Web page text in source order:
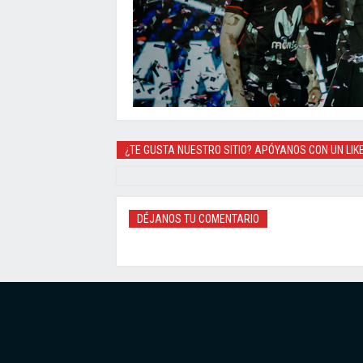
¿TE GUSTA NUESTRO SITIO? APÓYANOS CON UN
DÉJANOS TU COMENTARIO